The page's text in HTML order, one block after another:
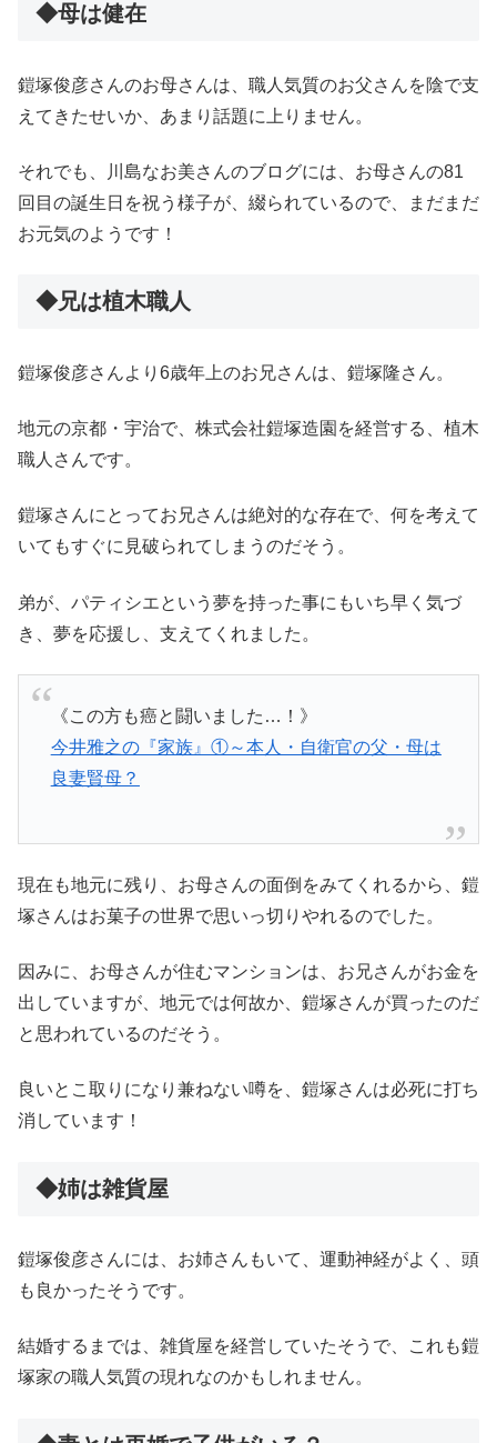
◆母は健在
鎧塚俊彦さんのお母さんは、職人気質のお父さんを陰で支
えてきたせいか、あまり話題に上りません。
それでも、川島なお美さんのブログには、お母さんの81
回目の誕生日を祝う様子が、綴られているので、まだまだ
お元気のようです！
◆兄は植木職人
鎧塚俊彦さんより6歳年上のお兄さんは、鎧塚隆さん。
地元の京都・宇治で、株式会社鎧塚造園を経営する、植木
職人さんです。
鎧塚さんにとってお兄さんは絶対的な存在で、何を考えて
いてもすぐに見破られてしまうのだそう。
弟が、パティシエという夢を持った事にもいち早く気づ
き、夢を応援し、支えてくれました。
《この方も癌と闘いました…！》
今井雅之の『家族』①～本人・自衛官の父・母は
良妻賢母？
現在も地元に残り、お母さんの面倒をみてくれるから、鎧
塚さんはお菓子の世界で思いっ切りやれるのでした。
因みに、お母さんが住むマンションは、お兄さんがお金を
出していますが、地元では何故か、鎧塚さんが買ったのだ
と思われているのだそう。
良いとこ取りになり兼ねない噂を、鎧塚さんは必死に打ち
消しています！
◆姉は雑貨屋
鎧塚俊彦さんには、お姉さんもいて、運動神経がよく、頭
も良かったそうです。
結婚するまでは、雑貨屋を経営していたそうで、これも鎧
塚家の職人気質の現れなのかもしれません。